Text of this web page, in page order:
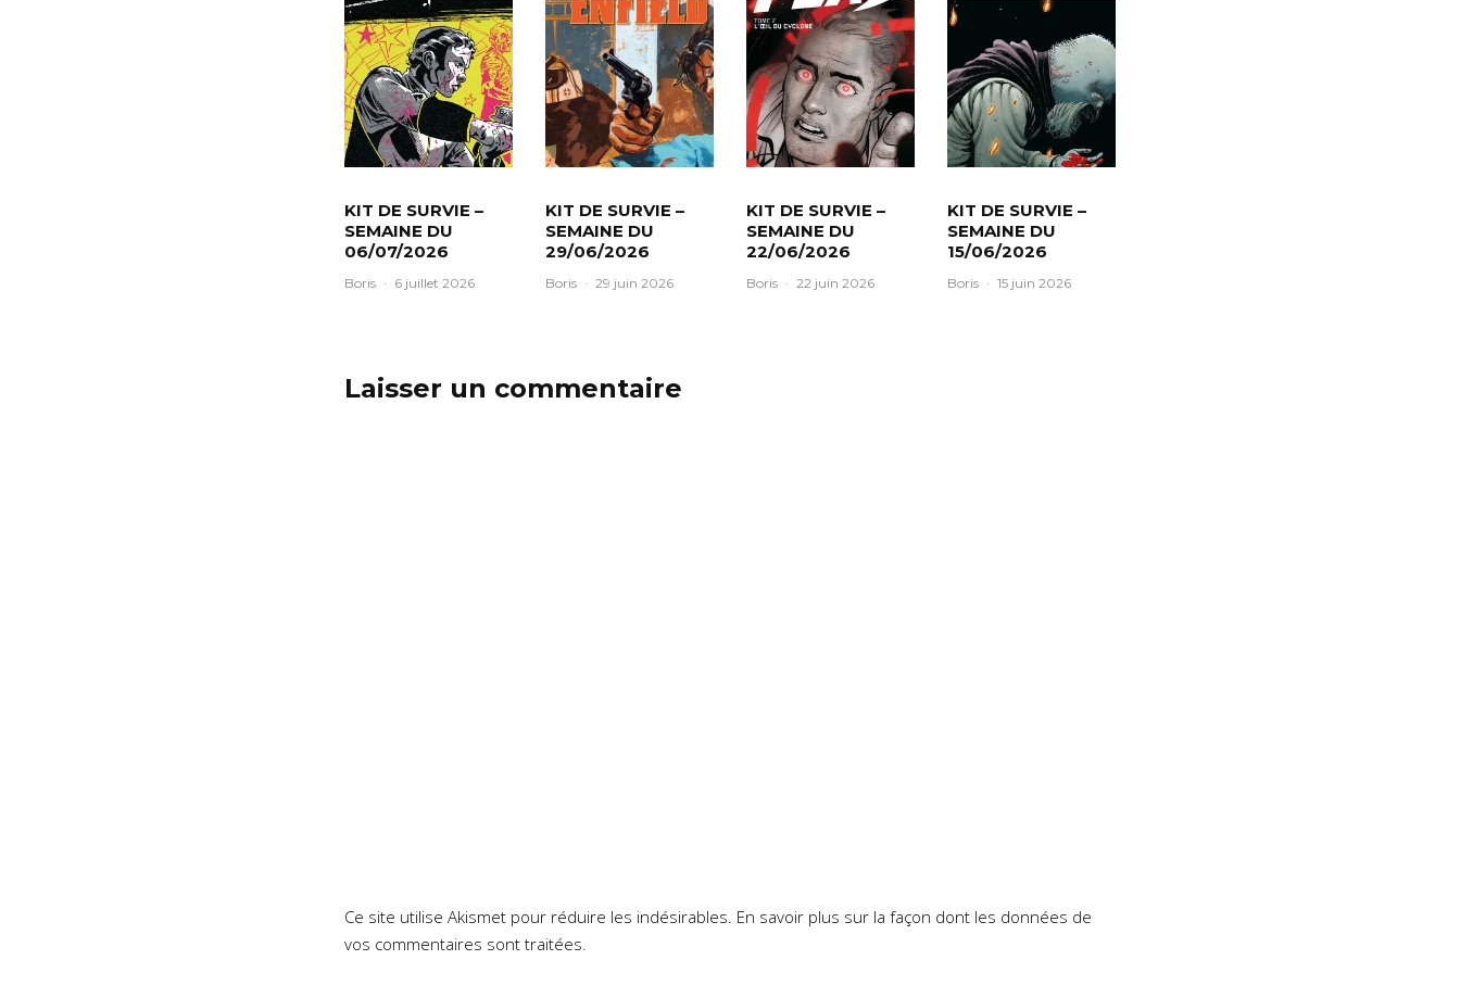
KIT DE SURVIE –
SEMAINE DU
06/07/2026
Boris · 6 juillet 2026
KIT DE SURVIE –
SEMAINE DU
29/06/2026
Boris · 29 juin 2026
KIT DE SURVIE –
SEMAINE DU
22/06/2026
Boris · 22 juin 2026
KIT DE SURVIE –
SEMAINE DU
15/06/2026
Boris · 15 juin 2026
Laisser un commentaire
Ce site utilise Akismet pour réduire les indésirables. En savoir plus sur la façon dont les données de
vos commentaires sont traitées